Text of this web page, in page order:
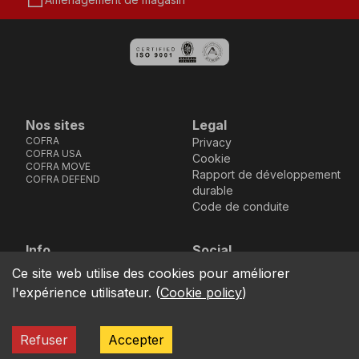
Nos sites
COFRA
COFRA USA
COFRA MOVE
COFRA DEFEND
Legal
Privacy
Cookie
Rapport de développement
durable
Code de conduite
Info
location_on
Via dell’Euro 53-57-59,
76121 Barletta - BT -
ITALIA
Social
Facebook
Instagram
Youtube
LinkedIn
COFRA S.r.l. Partita Iva IT02850580727
Ce site web utilise des cookies pour améliorer
l'expérience utilisateur. (Cookie policy)
Refuser Accepter